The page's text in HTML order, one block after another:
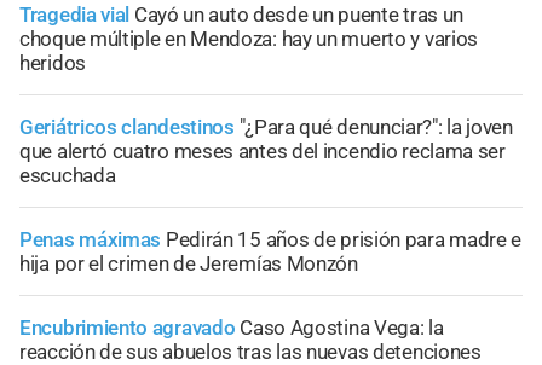
Tragedia vial Cayó un auto desde un puente tras un
choque múltiple en Mendoza: hay un muerto y varios
heridos
Geriátricos clandestinos "¿Para qué denunciar?": la joven
que alertó cuatro meses antes del incendio reclama ser
escuchada
Penas máximas Pedirán 15 años de prisión para madre e
hija por el crimen de Jeremías Monzón
Encubrimiento agravado Caso Agostina Vega: la
reacción de sus abuelos tras las nuevas detenciones